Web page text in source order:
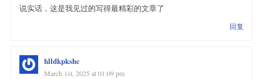
说实话，这是我见过的写得最精彩的文章了
回复
hlldkpkshc
March 1st, 2025 at 01:09 pm